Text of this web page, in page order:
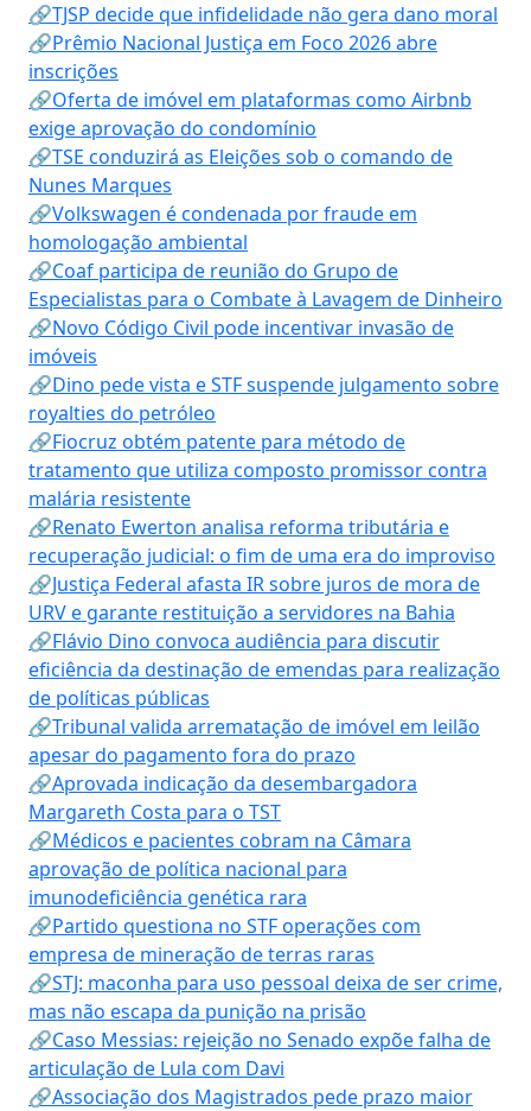
🔗TJSP decide que infidelidade não gera dano moral
🔗Prêmio Nacional Justiça em Foco 2026 abre
inscrições
🔗Oferta de imóvel em plataformas como Airbnb
exige aprovação do condomínio
🔗TSE conduzirá as Eleições sob o comando de
Nunes Marques
🔗Volkswagen é condenada por fraude em
homologação ambiental
🔗Coaf participa de reunião do Grupo de
Especialistas para o Combate à Lavagem de Dinheiro
🔗Novo Código Civil pode incentivar invasão de
imóveis
🔗Dino pede vista e STF suspende julgamento sobre
royalties do petróleo
🔗Fiocruz obtém patente para método de
tratamento que utiliza composto promissor contra
malária resistente
🔗Renato Ewerton analisa reforma tributária e
recuperação judicial: o fim de uma era do improviso
🔗Justiça Federal afasta IR sobre juros de mora de
URV e garante restituição a servidores na Bahia
🔗Flávio Dino convoca audiência para discutir
eficiência da destinação de emendas para realização
de políticas públicas
🔗Tribunal valida arrematação de imóvel em leilão
apesar do pagamento fora do prazo
🔗Aprovada indicação da desembargadora
Margareth Costa para o TST
🔗Médicos e pacientes cobram na Câmara
aprovação de política nacional para
imunodeficiência genética rara
🔗Partido questiona no STF operações com
empresa de mineração de terras raras
🔗STJ: maconha para uso pessoal deixa de ser crime,
mas não escapa da punição na prisão
🔗Caso Messias: rejeição no Senado expõe falha de
articulação de Lula com Davi
🔗Associação dos Magistrados pede prazo maior